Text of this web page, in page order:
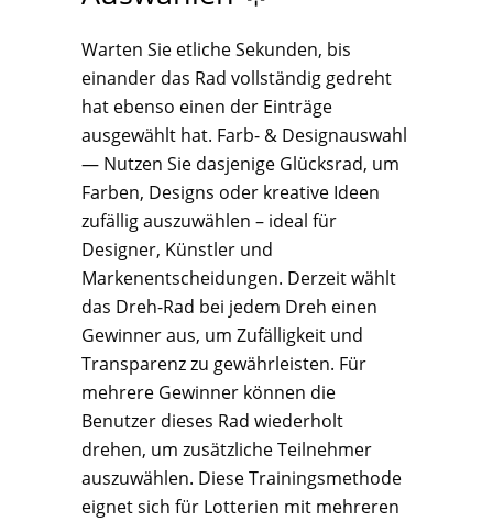
Warten Sie etliche Sekunden, bis
einander das Rad vollständig gedreht
hat ebenso einen der Einträge
ausgewählt hat. Farb- & Designauswahl
— Nutzen Sie dasjenige Glücksrad, um
Farben, Designs oder kreative Ideen
zufällig auszuwählen – ideal für
Designer, Künstler und
Markenentscheidungen. Derzeit wählt
das Dreh-Rad bei jedem Dreh einen
Gewinner aus, um Zufälligkeit und
Transparenz zu gewährleisten. Für
mehrere Gewinner können die
Benutzer dieses Rad wiederholt
drehen, um zusätzliche Teilnehmer
auszuwählen. Diese Trainingsmethode
eignet sich für Lotterien mit mehreren